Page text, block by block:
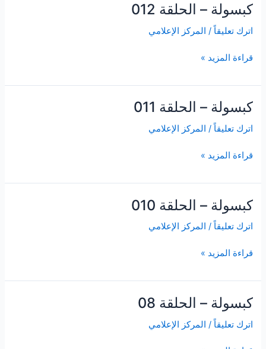
كبسولة – الحلقة 012
اترك تعليقاً / المركز الإعلامي
كبسولة
الحلقة
قراءة المزيد »
كبسولة – الحلقة 011
اترك تعليقاً / المركز الإعلامي
كبسولة
الحلقة
قراءة المزيد »
كبسولة – الحلقة 010
اترك تعليقاً / المركز الإعلامي
كبسولة
الحلقة
قراءة المزيد »
كبسولة – الحلقة 08
اترك تعليقاً / المركز الإعلامي
كبسولة
الحلقة